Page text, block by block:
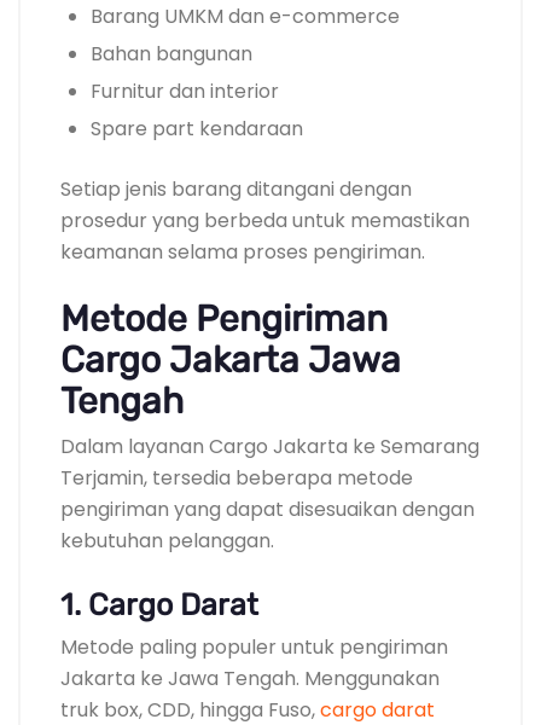
Barang UMKM dan e-commerce
Bahan bangunan
Furnitur dan interior
Spare part kendaraan
Setiap jenis barang ditangani dengan
prosedur yang berbeda untuk memastikan
keamanan selama proses pengiriman.
Metode Pengiriman
Cargo Jakarta Jawa
Tengah
Dalam layanan Cargo Jakarta ke Semarang
Terjamin, tersedia beberapa metode
pengiriman yang dapat disesuaikan dengan
kebutuhan pelanggan.
1. Cargo Darat
Metode paling populer untuk pengiriman
Jakarta ke Jawa Tengah. Menggunakan
truk box, CDD, hingga Fuso,cargo darat